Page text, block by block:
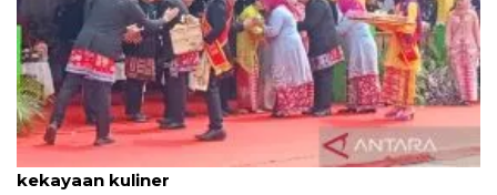
Tradisi hantaran Lebaran Betawi simbol bakti dan
kekayaan kuliner